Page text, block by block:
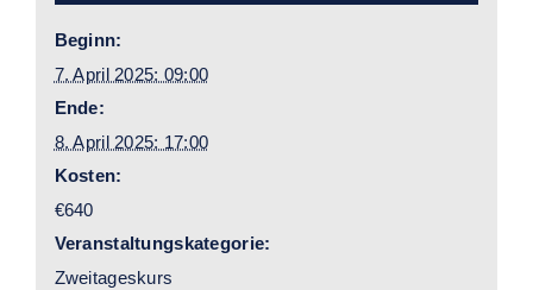
Beginn:
7. April 2025: 09:00
Ende:
8. April 2025: 17:00
Kosten:
€640
Veranstaltungskategorie:
Zweitageskurs